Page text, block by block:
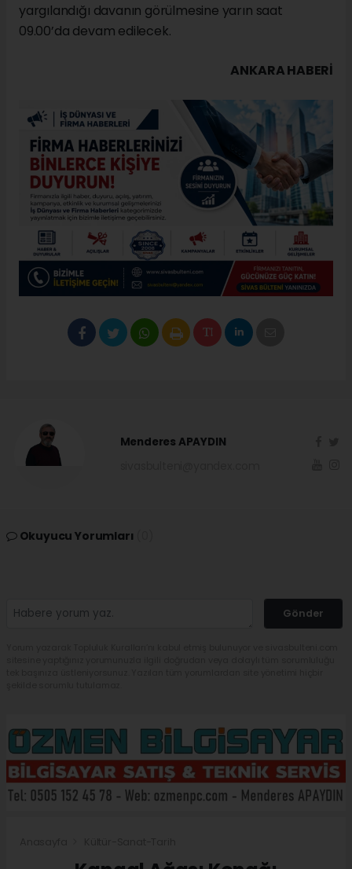
yargılandığı davanın görülmesine yarın saat
09.00’da devam edilecek.
ANKARA HABERİ
Menderes APAYDIN
Okuyucu Yorumları
Gönder